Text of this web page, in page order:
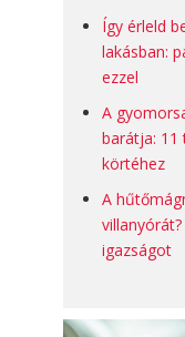
Így érleld
lakásban:
ezzel
A
barátja: 11
körtéhez
A
igazságot